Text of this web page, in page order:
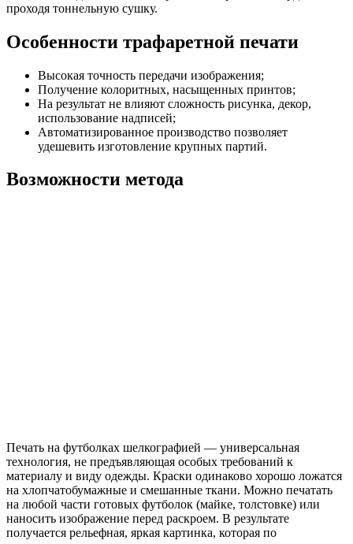
проходя тоннельную сушку.
Особенности трафаретной печати
Высокая точность передачи изображения;
Получение колоритных, насыщенных принтов;
На результат не влияют сложность рисунка, декор,
использование надписей;
Автоматизированное производство позволяет
удешевить изготовление крупных партий.
Возможности метода
Печать на футболках шелкографией — универсальная
технология, не предъявляющая особых требований к
материалу и виду одежды. Краски одинаково хорошо ложатся
на хлопчатобумажные и смешанные ткани. Можно печатать
на любой части готовых футболок (майке, толстовке) или
наносить изображение перед раскроем. В результате
получается рельефная, яркая картинка, которая по